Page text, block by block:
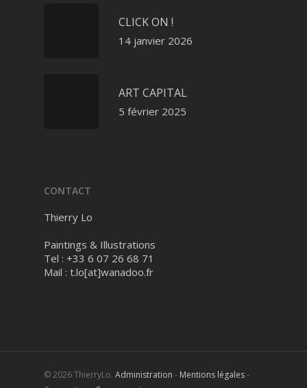
CLICK ON !
14 janvier 2026
ART CAPITAL
5 février 2025
CONTACT
Thierry Lo
Paintings & Illustrations
Tel : +33 6 07 26 68 71
Mail : t.lo[at]wanadoo.fr
© 2026 ThierryLo. Administration - Mentions légales-